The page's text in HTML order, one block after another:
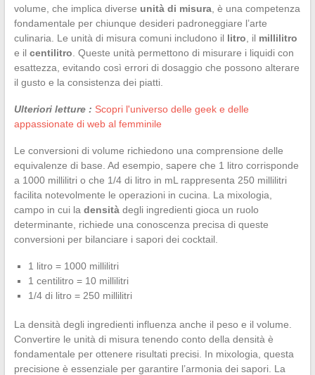
volume, che implica diverse unità di misura, è una competenza
fondamentale per chiunque desideri padroneggiare l’arte
culinaria. Le unità di misura comuni includono il litro , il millilitro
e il centilitro . Queste unità permettono di misurare i liquidi con
esattezza, evitando così errori di dosaggio che possono alterare
il gusto e la consistenza dei piatti.
Ulteriori letture : Scopri l'universo delle geek e delle
appassionate di web al femminile
Le conversioni di volume richiedono una comprensione delle
equivalenze di base. Ad esempio, sapere che 1 litro corrisponde
a 1000 millilitri o che 1/4 di litro in mL rappresenta 250 millilitri
facilita notevolmente le operazioni in cucina. La mixologia,
campo in cui la densitàdegli ingredienti gioca un ruolo
determinante, richiede una conoscenza precisa di queste
conversioni per bilanciare i sapori dei cocktail.
1 litro = 1000 millilitri
1 centilitro = 10 millilitri
1/4 di litro = 250 millilitri
La densità degli ingredienti influenza anche il peso e il volume.
Convertire le unità di misura tenendo conto della densità è
fondamentale per ottenere risultati precisi. In mixologia, questa
precisione è essenziale per garantire l’armonia dei sapori. La